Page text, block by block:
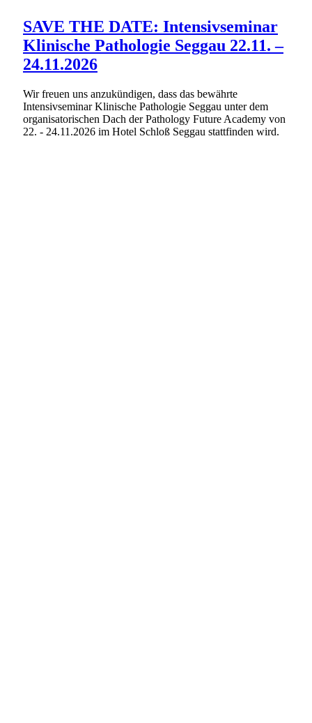
SAVE THE DATE: Intensivseminar
Klinische Pathologie Seggau 22.11. –
24.11.2026
Wir freuen uns anzukündigen, dass das bewährte
Intensivseminar Klinische Pathologie Seggau unter dem
organisatorischen Dach der Pathology Future Academy von
22. - 24.11.2026 im Hotel Schloß Seggau stattfinden wird.